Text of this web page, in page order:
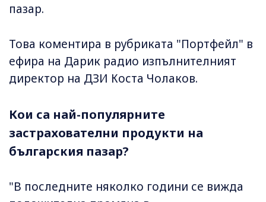
пазар.
Това коментира в рубриката "Портфейл" в
ефира на Дарик радио изпълнителният
директор на ДЗИ Коста Чолаков.
Кои са най-популярните
застрахователни продукти на
българския пазар?
"В последните няколко години се вижда